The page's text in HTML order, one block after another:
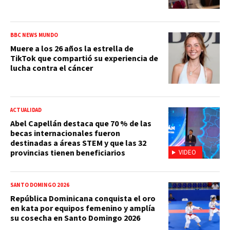
BBC NEWS MUNDO
Muere a los 26 años la estrella de
TikTok que compartió su experiencia de
lucha contra el cáncer
VIDEO
ACTUALIDAD
Abel Capellán destaca que 70 % de las
becas internacionales fueron
destinadas a áreas STEM y que las 32
provincias tienen beneficiarios
SANTO DOMINGO 2026
República Dominicana conquista el oro
en kata por equipos femenino y amplía
su cosecha en Santo Domingo 2026